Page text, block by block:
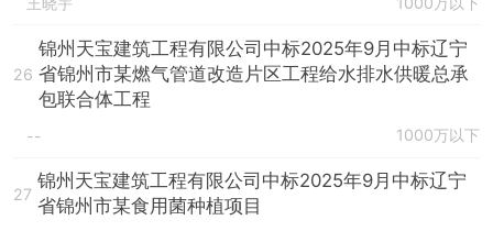
26
锦州天宝建筑工程有限公司中标2025年9月中标辽宁
省锦州市某燃气管道改造片区工程给水排水供暖总承
包联合体工程
-- 1000万以下
27
锦州天宝建筑工程有限公司中标2025年9月中标辽宁
省锦州市某食用菌种植项目